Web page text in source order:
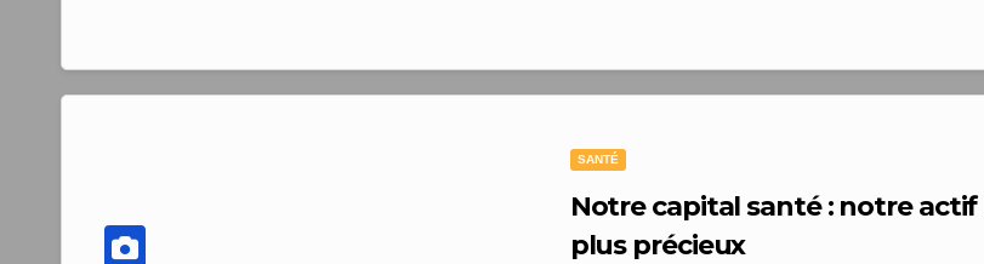
SANTÉ
Notre capital santé : notre actif
plus précieux